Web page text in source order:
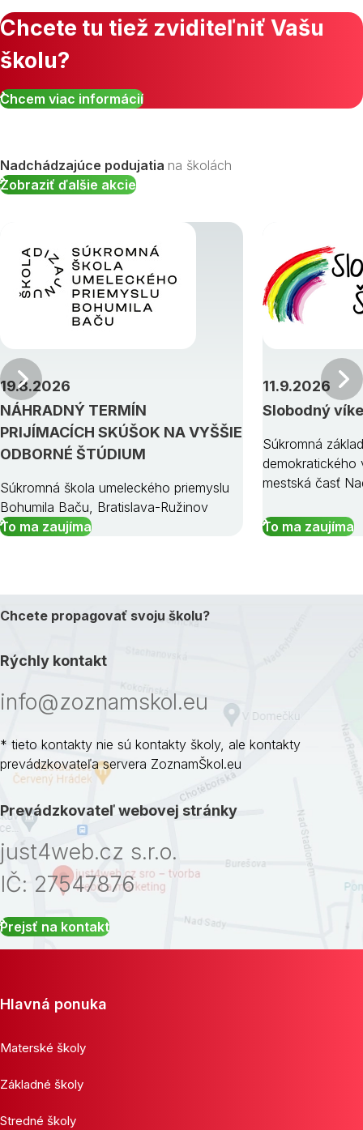
Zobraziť všetky študijné odbory »
Chcete tu tiež zviditeľniť Vašu
školu?
Chcem viac informácií
Nadchádzajúce podujatia na školách
Zobraziť ďalšie akcie
NÁHRADNÝ TERMÍN
PRIJÍMACÍCH SKÚŠOK NA VYŠŠIE
ODBORNÉ ŠTÚDIUM
19.8.2026
Súkromná škola umeleckého priemyslu
Bohumila Baču, Bratislava-Ružinov
To ma zaujíma
Slobodný
11.9.2026
Súkromná
demokratického
mestská časť
To ma zaujíma
Predchádzajúci
Chcete propagovať svoju školu?
Rýchly kontakt
info@zoznamskol.eu
* tieto kontakty nie sú kontakty školy, ale kontakty
prevádzkovateľa servera ZoznamŠkol.eu
Prevádzkovateľ webovej stránky
just4web.cz s.r.o.
IČ: 27547876
Prejsť na kontakt
Hlavná ponuka
Materské školy
Základné školy
Stredné školy